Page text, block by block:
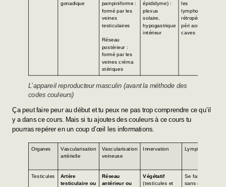
gonadique
pampiniforme :
formé par les
veines
testiculaires
Réseau
postérieur :
formé par les
veines créma
stériques
épididyme) :
plexus
solaire,
hypogastrique
intérieur
les
lymphonoeud
rétropéritonéaux
péri aortico
caves
L’appareil reproducteur masculin (avant la méthode des
codes couleurs)
Ça peut faire peur au début et tu peux ne pas trop comprendre ce qu’il
y a dans ce cours. Mais si tu ajoutes des couleurs à ce cours tu
pourras repérer en un coup d’œil les informations.
Organes Vascularisation
artérielle
Vascularisation
veineuse
Innervation Lymphatique
Testicules Artère
testiculaire ou
Réseau
antérieur ou
Végétatif
(testicules et
Se fait presque
sans relais vers